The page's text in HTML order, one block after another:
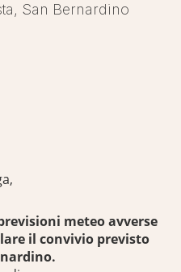
San Bernardino
meteo avverse
il convivio previsto